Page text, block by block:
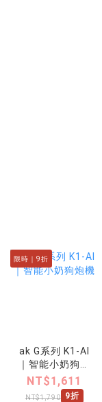
限時｜9折
ak G系列 K1-AI
｜智能小奶狗炮
機
NT$1,611
NT$1,790 9折